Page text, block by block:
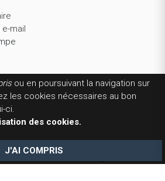
ou en poursuivant la navigation sur
les cookies nécessaires au bon
ci.
des cookies.
J'AI COMPRIS
mail
Tous droits réservés.